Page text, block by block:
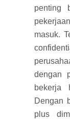
penting
masuk.
dengan
bekerja
Dengan
plus